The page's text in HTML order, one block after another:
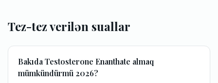
Tez-tez verilən suallar
Bakıda Testosterone Enanthate almaq
mümkündürmü 2026?